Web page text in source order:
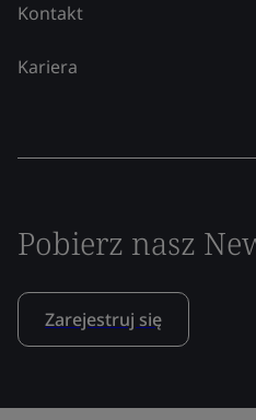
Kontakt
Kariera
Pobierz nasz
Zarejestruj się